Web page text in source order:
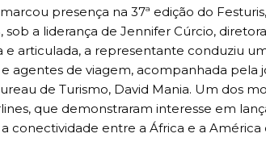
presença na 37ª edição do
a liderança de Jennifer Cúrcio,
e articulada, a representante conduziu
agentes de viagem, acompanhada pela
de Turismo, David Mania. Um dos
que demonstraram interesse em
conectividade entre a África e a América